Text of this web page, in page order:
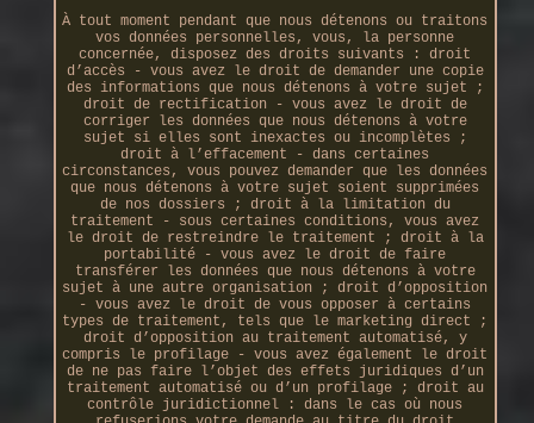
À tout moment pendant que nous détenons ou traitons
vos données personnelles, vous, la personne
concernée, disposez des droits suivants : droit
d’accès - vous avez le droit de demander une copie
des informations que nous détenons à votre sujet ;
droit de rectification - vous avez le droit de
corriger les données que nous détenons à votre
sujet si elles sont inexactes ou incomplètes ;
droit à l’effacement - dans certaines
circonstances, vous pouvez demander que les données
que nous détenons à votre sujet soient supprimées
de nos dossiers ; droit à la limitation du
traitement - sous certaines conditions, vous avez
le droit de restreindre le traitement ; droit à la
portabilité - vous avez le droit de faire
transférer les données que nous détenons à votre
sujet à une autre organisation ; droit d’opposition
- vous avez le droit de vous opposer à certains
types de traitement, tels que le marketing direct ;
droit d’opposition au traitement automatisé, y
compris le profilage - vous avez également le droit
de ne pas faire l’objet des effets juridiques d’un
traitement automatisé ou d’un profilage ; droit au
contrôle juridictionnel : dans le cas où nous